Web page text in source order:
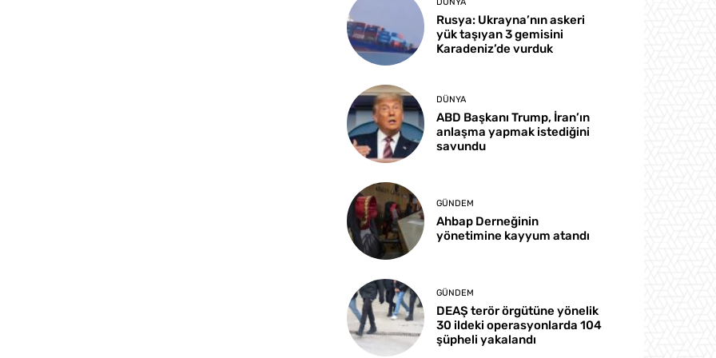
DÜNYA
Rusya: Ukrayna’nın askeri
yük taşıyan 3 gemisini
Karadeniz’de vurduk
DÜNYA
ABD Başkanı Trump, İran’ın
anlaşma yapmak istediğini
savundu
GÜNDEM
Ahbap Derneğinin
yönetimine kayyum atandı
GÜNDEM
DEAŞ terör örgütüne yönelik
30 ildeki operasyonlarda 104
şüpheli yakalandı